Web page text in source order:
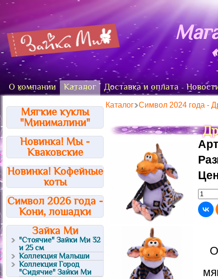
О компании Каталог Доставка и оплата
Мягкие куклы
"Минималини"
Новинка! Мы -
Кваковские
Новинка! Кофейные
коты
Символ 2026 года -
Кони, лошадки
Зайка Ми
"Стоячие" Зайки Ми 32
и 25 см
Коллекция Малыши
Коллекция Город
"Сидячие" Зайки Ми
Каталог Символ 2024 года -